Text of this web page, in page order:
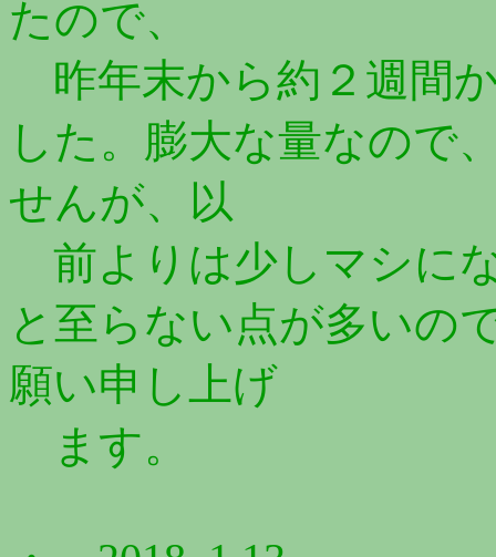
たので、
昨年末から約２週間
した。膨大な量なので
せんが、以
前よりは少しマシに
と至らない点が多いの
願い申し上げ
ます。